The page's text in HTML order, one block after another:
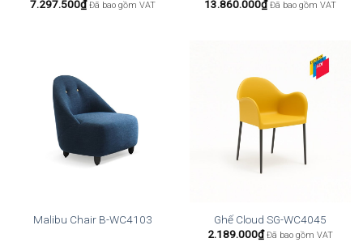
7.297.500₫ Đã bao gồm VAT
13.860.000₫ Đã bao gồm VAT
Malibu Chair B-WC4103
Ghế Cloud SG-WC4045
2.189.000₫ Đã bao gồm VAT